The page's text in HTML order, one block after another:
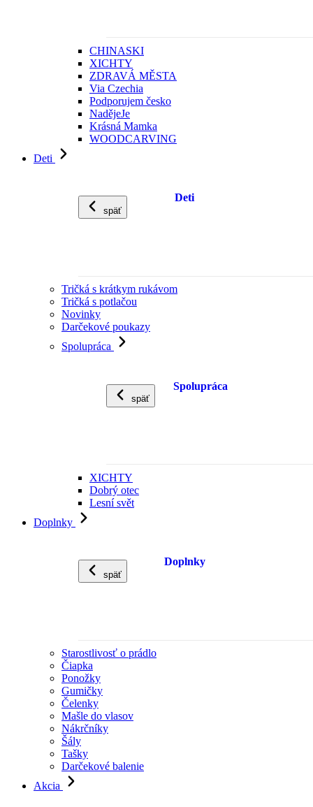
CHINASKI
XICHTY
ZDRAVÁ MĚSTA
Via Czechia
Podporujem česko
NadějeJe
Krásná Mamka
WOODCARVING
Deti
späť
Deti
Tričká s krátkym rukávom
Tričká s potlačou
Novinky
Darčekové poukazy
Spolupráca
späť
Spolupráca
XICHTY
Dobrý otec
Lesní svět
Doplnky
späť
Doplnky
Starostlivosť o prádlo
Čiapka
Ponožky
Gumičky
Čelenky
Mašle do vlasov
Nákrčníky
Šály
Tašky
Darčekové balenie
Akcia